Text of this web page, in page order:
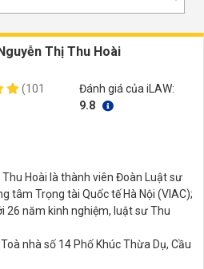
Thị Thu Hoài
(101
Đánh giá của iLAW:
9.8
Thu Hoài là thành viên Đoàn Luật sư
tâm Trọng tài Quốc tế Hà Nội (VIAC);
26 năm kinh nghiệm, luật sư Thu
Toà nhà số 14 Phố Khúc Thừa Dụ, Cầu